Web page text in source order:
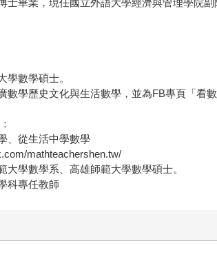
士畢業，現任國立外語大學經濟與管理學院
學數學碩士。
數學歷史文化與生活數學，並為FB專頁「看
、從生活中學數學
mathteachershen.tw/
大學數學系、高雄師範大學數學碩士。
科專任教師